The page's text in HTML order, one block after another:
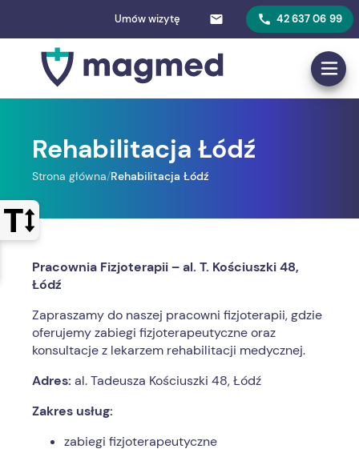
Umów wizytę 42 637 06 99
Rehabilitacja Łódź
Strona główna/Rehabilitacja Łódź
Pracownia Fizjoterapii – al. T. Kościuszki 48,
Łódź
Zapraszamy do naszej pracowni fizjoterapii, gdzie
oferujemy zabiegi fizjoterapeutyczne oraz
konsultacje z lekarzem rehabilitacji medycznej.
Adres: al. Tadeusza Kościuszki 48, Łódź
Zakres usług:
zabiegi fizjoterapeutyczne
Otwórz panel sterowania wyglądem strony